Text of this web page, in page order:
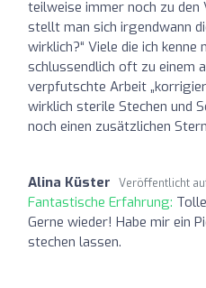
teilweise immer noch zu den
stellt man sich irgendwann
wirklich?“ Viele die ich
schlussendlich oft zu einem
verpfutschte Arbeit
wirklich sterile Stechen und
noch einen zusätzlichen
Alina Küster Veröffentlicht
Fantastische Erfahrung:
Gerne wieder! Habe mir ein
stechen lassen.